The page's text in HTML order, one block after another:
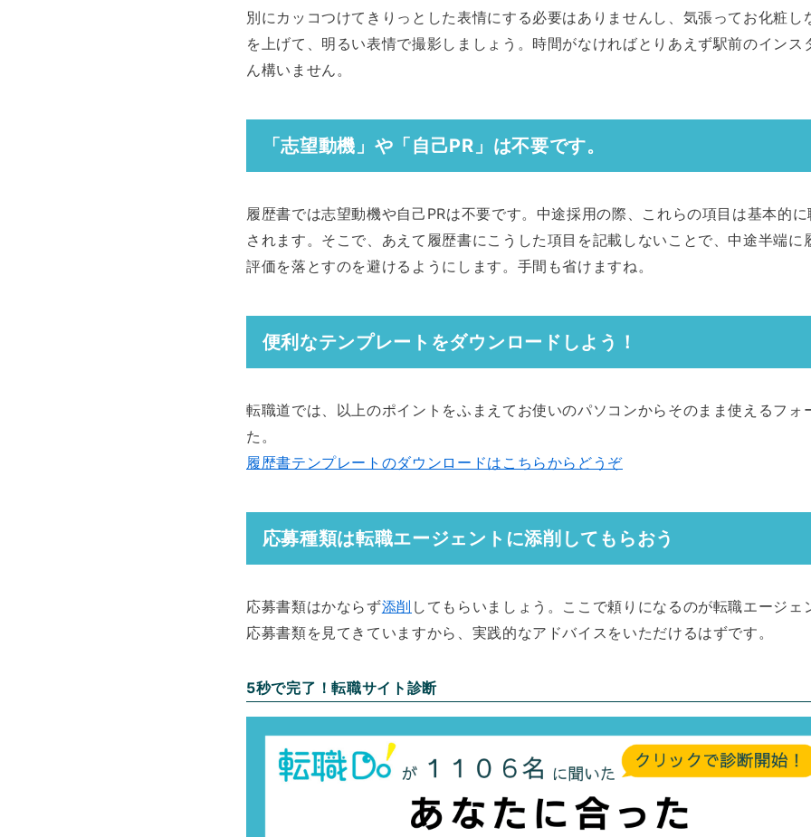
別にカッコつけてきりっとした表情にする必要はありませんし、気張ってお化粧し
を上げて、明るい表情で撮影しましょう。時間がなければとりあえず駅前のインス
ん構いません。
「志望動機」や「自己PR」は不要です。
履歴書では志望動機や自己PRは不要です。中途採用の際、これらの項目は基本的
されます。そこで、あえて履歴書にこうした項目を記載しないことで、中途半端に
評価を落とすのを避けるようにします。手間も省けますね。
便利なテンプレートをダウンロードしよう！
転職道では、以上のポイントをふまえてお使いのパソコンからそのまま使えるフォ
た。
履歴書テンプレートのダウンロードはこちらからどうぞ
応募種類は転職エージェントに添削してもらおう
応募書類はかならず添削 してもらいましょう。ここで頼りになるのが転職エージェ
応募書類を見てきていますから、実践的なアドバイスをいただけるはずです。
5秒で完了！転職サイト診断